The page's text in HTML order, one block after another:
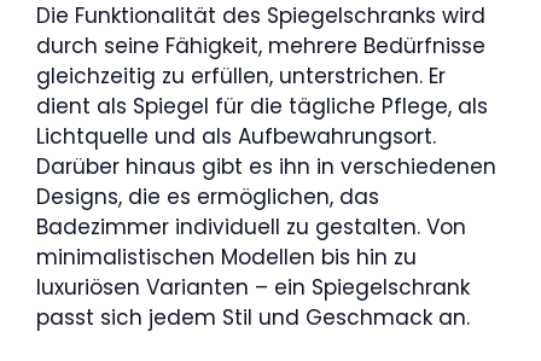
Die Funktionalität des Spiegelschranks wird
durch seine Fähigkeit, mehrere Bedürfnisse
gleichzeitig zu erfüllen, unterstrichen. Er
dient als Spiegel für die tägliche Pflege, als
Lichtquelle und als Aufbewahrungsort.
Darüber hinaus gibt es ihn in verschiedenen
Designs, die es ermöglichen, das
Badezimmer individuell zu gestalten. Von
minimalistischen Modellen bis hin zu
luxuriösen Varianten – ein Spiegelschrank
passt sich jedem Stil und Geschmack an.